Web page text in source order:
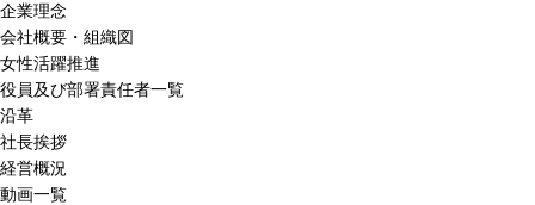
企業理念
会社概要・組織図
女性活躍推進
役員及び部署責任者一覧
沿革
社長挨拶
経営概況
動画一覧